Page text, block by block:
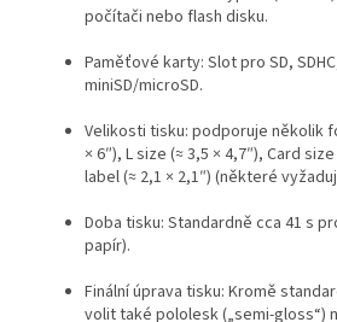
počítači nebo flash disku.
Paměťové karty: Slot pro SD,
miniSD/microSD.
Velikosti tisku: podporuje několik
× 6″), L size (≈ 3,5 × 4,7″), Card
label (≈ 2,1 × 2,1″) (některé
Doba tisku: Standardně cca 41 s
papír).
Finální úprava tisku: Kromě
volit také pololesk („semi-gloss“)